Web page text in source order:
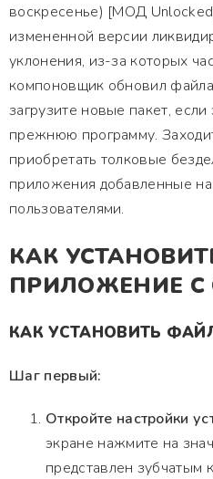
воскресенье) [МОД
измененной версии
уклонения, из-за которых
компоновщик обновил
загрузите новые пакет, если
прежнюю программу.
приобретать толковые
приложения добавленные
пользователями.
КАК
ПРИЛОЖЕНИЕ С
КАК УСТАНОВИТЬ
Шаг первый:
Откройте настройки
экране нажмите на
представлен зубчатым